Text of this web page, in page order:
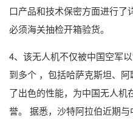
口产品和技术保密方面进行了
必须海关抽检开箱验货。
4、该无人机不仅被中国空军
到多个 ，包括哈萨克斯坦、
了出色的性能，为中国无人机
誉。 据悉，沙特阿拉伯近期